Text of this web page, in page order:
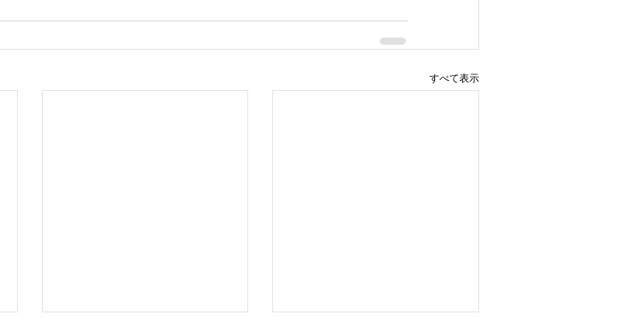
すべて表示